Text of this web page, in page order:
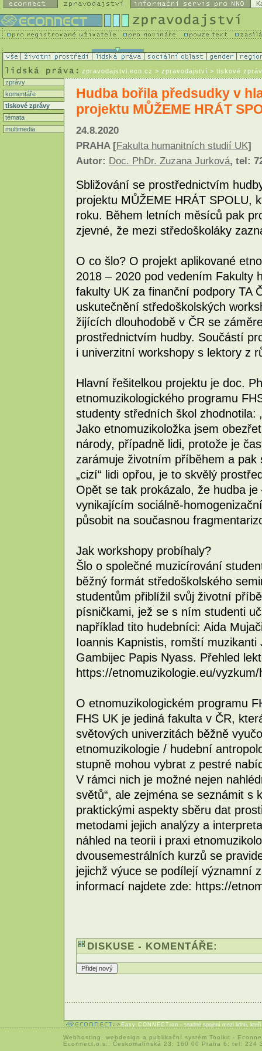
zpravodajstvi.ecn.cz > zpravodajství > tiskové
zprávy
komentáře
tiskové zprávy
témata
multimedia
Hudba bořila předsudky v
projektu MŮŽEME HRÁT
24.8.2020
PRAHA [Fakulta humanitních studií UK]
Autor: Doc. PhDr. Zuzana Jurková, tel:
Sbližování se prostřednictvím
projektu MŮŽEME HRÁT SPOLU,
roku. Během letních měsíců pak
zjevné, že mezi středoškoláky
O co šlo? O projekt aplikované
2018 – 2020 pod vedením Fakulty
fakulty UK za finanční podpory TA
uskutečnění středoškolských
žijících dlouhodobě v ČR se
prostřednictvím hudby. Součástí
i univerzitní workshopy s lektory z
Hlavní řešitelkou projektu je doc.
etnomuzikologického programu
studenty středních škol zhodnotila:
Jako etnomuzikoložka jsem
národy, případně lidi, protože je
zarámuje životním příběhem a
„cizí“ lidi opřou, je to skvělý
Opět se tak prokázalo, že hudba
vynikajícím sociálně-
působit na současnou
Jak workshopy probíhaly?
Šlo o společné muzicírování
běžný formát středoškolského
studentům přiblížil svůj životní
písničkami, jež se s ním studenti
například tito hudebníci: Aida
Ioannis Kapnistis, romští
Gambijec Papis Nyass. Přehled
https://etnomuzikologie.eu/
O etnomuzikologickém programu
FHS UK je jediná fakulta v ČR,
světových univerzitách běžně
etnomuzikologie / hudební
stupně mohou vybrat z pestré
V rámci nich je možné nejen
světů“, ale zejména se seznámit s
praktickými aspekty sběru dat
metodami jejich analýzy a
náhled na teorii i praxi
dvousemestrálních kurzů se
jejichž výuce se podílejí významní
informací najdete zde: https://
DISKUSE - KOMENTÁŘE:
Easy CONNECTion - snadné spojení mezi lidmi,
Webhosting webdesign a publikační systém Toolkit -
Econnect,o.s.; Českomalínská 23; 160 00 Praha 6; tel: 224